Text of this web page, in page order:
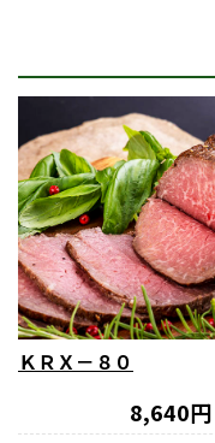
ＫＲＸ－８０
8,640円